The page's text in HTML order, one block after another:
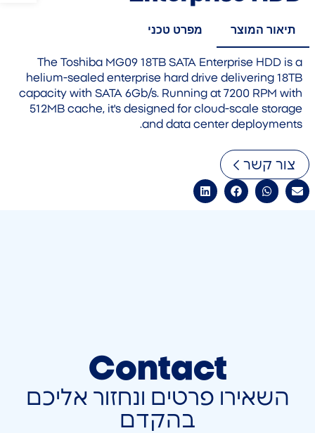
תיאור המוצר מפרט טכני
The Toshiba MG09 18TB SATA Enterprise HDD is a
helium-sealed enterprise hard drive delivering 18TB
capacity with SATA 6Gb/s. Running at 7200 RPM with
512MB cache, it's designed for cloud-scale storage
and data center deployments.
צור קשר
Contact
השאירו פרטים ונחזור אליכם
בהקדם